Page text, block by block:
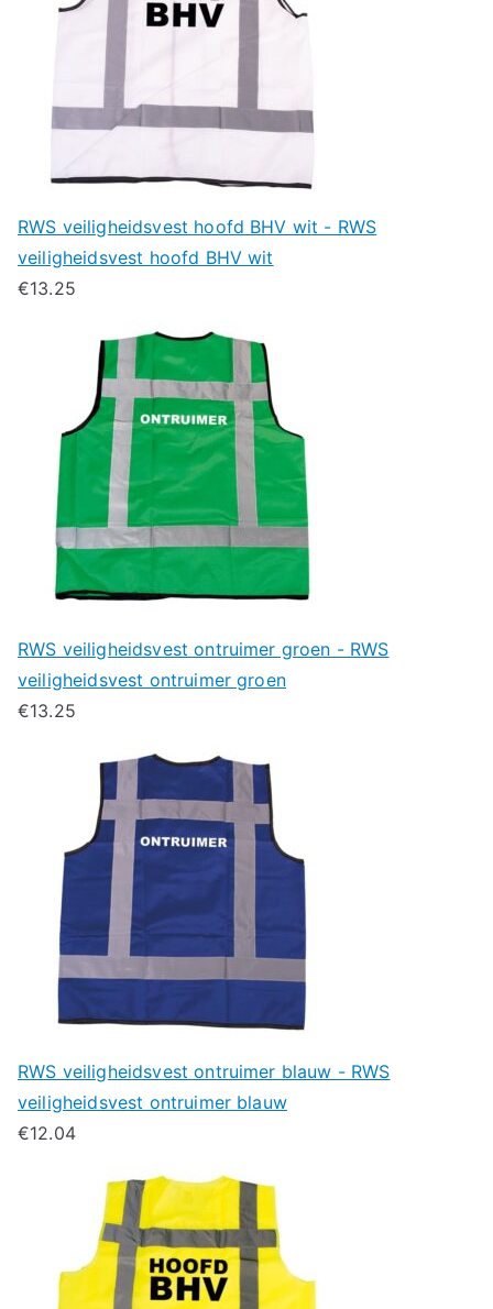
RWS veiligheidsvest hoofd BHV wit - RWS
veiligheidsvest hoofd BHV wit
€13.25
RWS veiligheidsvest ontruimer groen - RWS
veiligheidsvest ontruimer groen
€13.25
RWS veiligheidsvest ontruimer blauw - RWS
veiligheidsvest ontruimer blauw
€12.04